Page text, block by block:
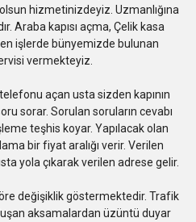
hizmetinizdeyiz. Uzmanlığına
Araba kapısı açma, Çelik kasa
işlerde bünyemizde bulunan
vermekteyiz.
açan usta sizden kapının
sorar. Sorulan soruların cevabı
teşhis koyar. Yapılacak olan
bir fiyat aralığı verir. Verilen
yola çıkarak verilen adrese gelir.
değişiklik göstermektedir. Trafik
aksamalardan üzüntü duyar